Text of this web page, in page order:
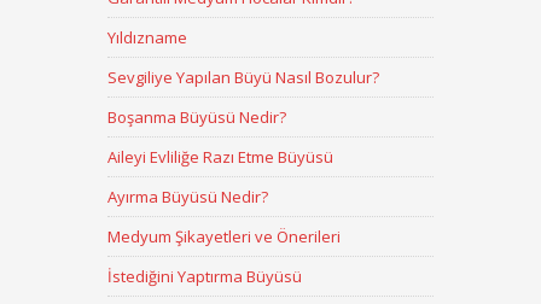
Yıldızname
Sevgiliye Yapılan Büyü Nasıl Bozulur?
Boşanma Büyüsü Nedir?
Aileyi Evliliğe Razı Etme Büyüsü
Ayırma Büyüsü Nedir?
Medyum Şikayetleri ve Önerileri
İstediğini Yaptırma Büyüsü